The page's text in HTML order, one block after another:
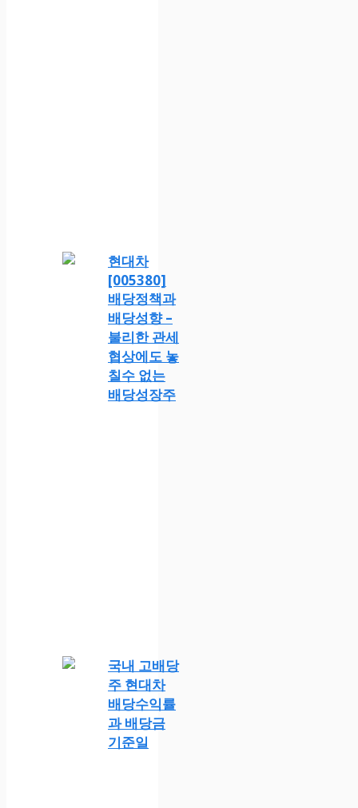
현대차
[005380]
배당정책과
배당성향 –
불리한 관세
협상에도 놓
칠수 없는
배당성장주
국내 고배당
주 현대차
배당수익률
과 배당금
기준일